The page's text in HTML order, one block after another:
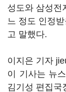
성도와 삼성전
느 정도 인정
고 말했다.
이지은 기자
이 기사는 뉴
김기성 편집국